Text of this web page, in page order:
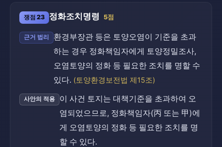
쟁점 23 정화조치명령 5점
근거 법리
환경부장관 등은 토양오염이 기준을 초과
하는 경우 정화책임자에게 토양정밀조사,
오염토양의 정화 등 필요한 조치를 명할 수
있다. (토양환경보전법 제15조)
사안의 적용
이 사건 토지는 대책기준을 초과하여 오
염되었으므로, 정화책임자(丙 또는 甲)에
게 오염토양의 정화 등 필요한 조치를 명
할 수 있다.